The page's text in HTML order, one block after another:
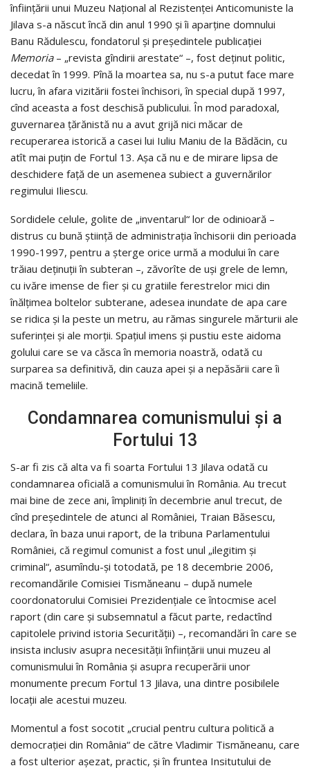
înființării unui Muzeu Național al Rezistenței Anticomuniste la
Jilava s-a născut încă din anul 1990 și îi apar­ține domnului
Banu Rădulescu, fondatorul şi preşedintele publicaţiei
Memoria– „revista gîndirii arestate“ –, fost deținut politic,
decedat în 1999. Pînă la moartea sa, nu s-a putut face mare
lucru, în afara vizitării fostei închisori, în special după 1997,
cînd aceasta a fost deschisă publicului. În mod paradoxal,
guvernarea țărănistă nu a avut grijă nici măcar de
recuperarea istorică a casei lui Iuliu Maniu de la Bădăcin, cu
atît mai puțin de Fortul 13. Așa că nu e de mirare lipsa de
deschidere față de un asemenea subiect a guvernărilor
regimului Iliescu.
Sordidele celule, golite de „inventarul“ lor de odinioară –
distrus cu bună știință de administrația închisorii din perioada
1990-1997, pentru a șterge orice urmă a modului în care
trăiau deținuții în subteran –, zăvorîte de uși grele de lemn,
cu ivăre imense de fier și cu gratiile ferestrelor mici din
înălțimea boltelor subterane, adesea inundate de apa care
se ridica și la peste un metru, au rămas singurele mărturii ale
suferinței și ale morții. Spațiul imens și pustiu este aidoma
golului care se va căsca în memoria noastră, odată cu
surparea sa definitivă, din cauza apei și a nepăsării care îi
macină temeliile.
Condamnarea comunismului și a
Fortului 13
S-ar fi zis că alta va fi soarta Fortului 13 Jilava odată cu
condamnarea oficială a comunismului în România. Au trecut
mai bine de zece ani, împliniți în decembrie anul trecut, de
cînd președintele de atunci al Ro­mâniei, Traian Băsescu,
declara, în baza unui raport, de la tribuna Parlamentului
României, că regimul comunist a fost unul „ilegitim și
criminal“, asumîndu-și totodată, pe 18 decembrie 2006,
recomandările Comisiei Tismăneanu – după numele
coordonatorului Comisiei Prezidențiale ce întocmise acel
raport (din care și subsemnatul a făcut parte, redactînd
capitolele privind istoria Securității) –, recomandări în care se
insista inclusiv asupra necesității înființării unui muzeu al
comunismului în România și asupra recuperării unor
monumente precum Fortul 13 Jilava, una dintre posibilele
locații ale acestui muzeu.
Momentul a fost socotit „crucial pentru cultura politică a
democrației din România“ de către Vladimir Tismăneanu, care
a fost ulterior așezat, practic, și în fruntea Insitutului de